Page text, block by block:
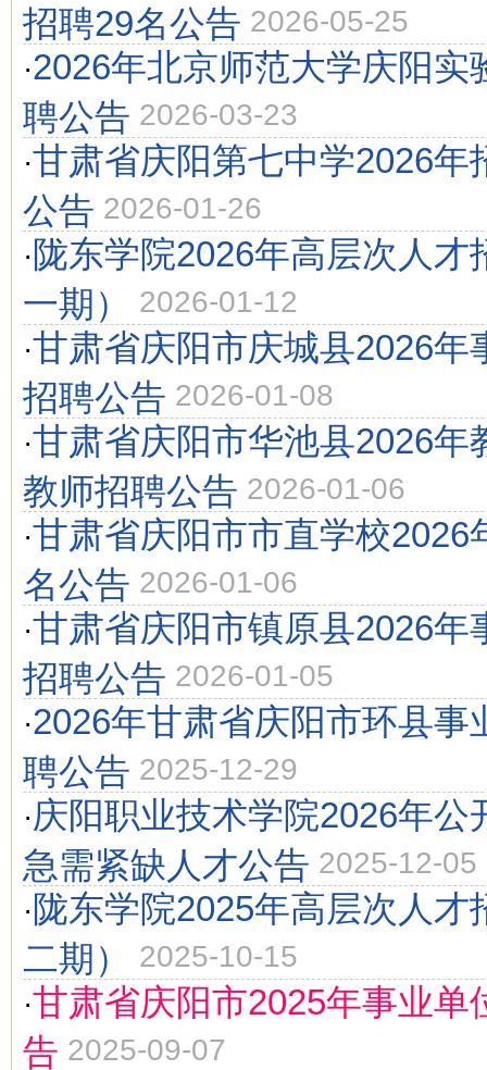
招聘29名公告 2026-05-25
·2026年北京师范大学庆阳实
聘公告 2026-03-23
·甘肃省庆阳第七中学2026年
公告 2026-01-26
· 陇东学院2026年高层次人才
一期）
2026-01-12
·甘肃省庆阳市庆城县2026年
招聘公告 2026-01-08
·甘肃省庆阳市华池县2026年
教师招聘公告 2026-01-06
·甘肃省庆阳市市直学校2026
名公告 2026-01-06
·甘肃省庆阳市镇原县2026年
招聘公告 2026-01-05
·2026年甘肃省庆阳市环县事
聘公告 2025-12-29
·庆阳职业技术学院2026年公
急需紧缺人才公告 2025-12-05
· 陇东学院2025年高层次人才
二期）
2025-10-15
·甘肃省庆阳市2025年事业单
告 2025-09-07